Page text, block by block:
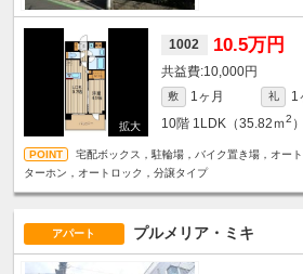
1002 10.5万円
10,000円
敷 1ヶ月 礼
1
10階 1LDK（35.82ｍ2 ）
宅配ボックス，駐輪場，バイク置き場，オー
ターホン，オートロック，分譲タイプ
アパート プルメリア・ミキ